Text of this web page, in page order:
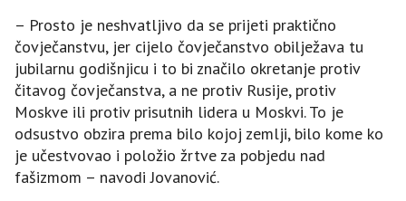
– Prosto je neshvatljivo da se prijeti praktično
čovječanstvu, jer cijelo čovječanstvo obilježava tu
jubilarnu godišnjicu i to bi značilo okretanje protiv
čitavog čovječanstva, a ne protiv Rusije, protiv
Moskve ili protiv prisutnih lidera u Moskvi. To je
odsustvo obzira prema bilo kojoj zemlji, bilo kome ko
je učestvovao i položio žrtve za pobjedu nad
fašizmom – navodi Јovanović.